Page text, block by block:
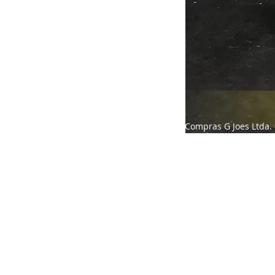
Compras G Joes